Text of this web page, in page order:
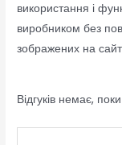
використання і
виробником без
зображених на
Відгуків немає,